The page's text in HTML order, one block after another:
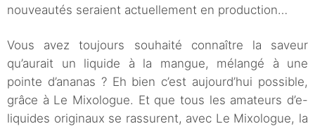
nouveautés seraient actuellement en production…
Vous avez toujours souhaité connaître la saveur
qu’aurait un liquide à la mangue, mélangé à une
pointe d’ananas ? Eh bien c’est aujourd’hui possible,
grâce à Le Mixologue. Et que tous les amateurs d’e-
liquides originaux se rassurent, avec Le Mixologue, la